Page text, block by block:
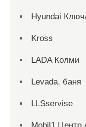
Hyundai
Kross
LADA Колми
Levada, баня
LLSservise